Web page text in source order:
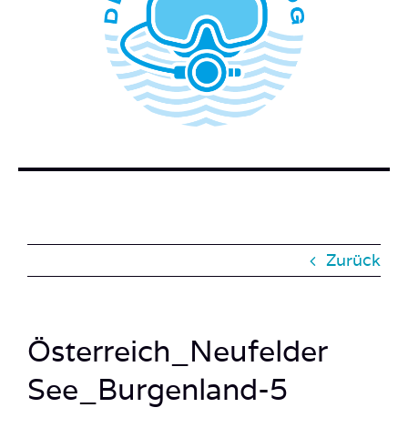
WER STECKT HINTER DEM TAUCHERBLOG?
BUCH BESTELLEN
Zurück
Österreich_Neufelder
See_Burgenland-5